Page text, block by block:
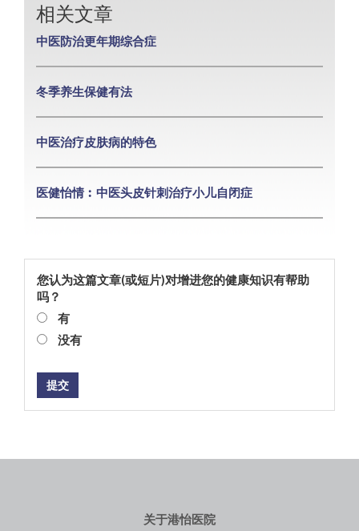
相关文章
中医防治更年期综合症
冬季养生保健有法
中医治疗皮肤病的特色
医健怡情︰中医头皮针刺治疗小儿自闭症
您认为这篇文章(或短片)对增进您的健康知识有帮助
吗？
有
没有
提交
关于港怡医院